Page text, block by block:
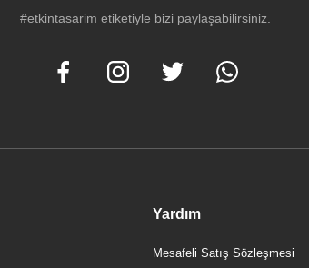
#etkintasarim etiketiyle bizi paylaşabilirsiniz.
Yardım
Mesafeli Satış Sözleşmesi